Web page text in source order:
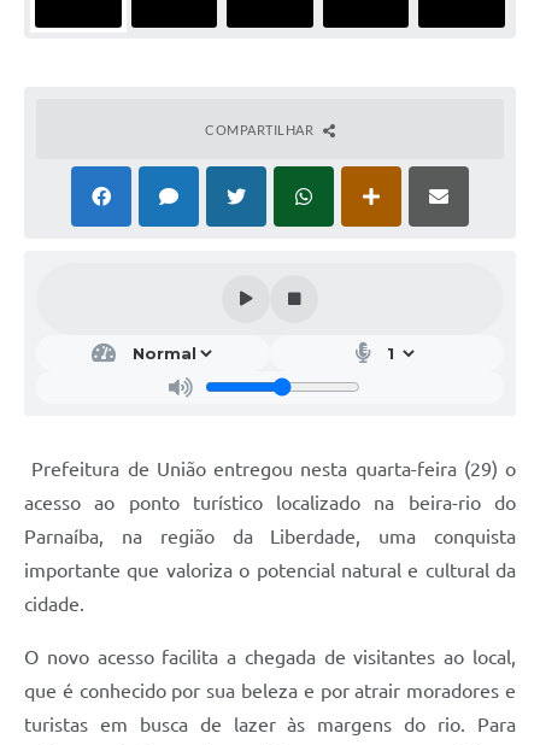
COMPARTILHAR
Prefeitura de União entregou nesta quarta-feira (29) o
acesso ao ponto turístico localizado na beira-rio do
Parnaíba, na região da Liberdade, uma conquista
importante que valoriza o potencial natural e cultural da
cidade.
O novo acesso facilita a chegada de visitantes ao local,
que é conhecido por sua beleza e por atrair moradores e
turistas em busca de lazer às margens do rio. Para